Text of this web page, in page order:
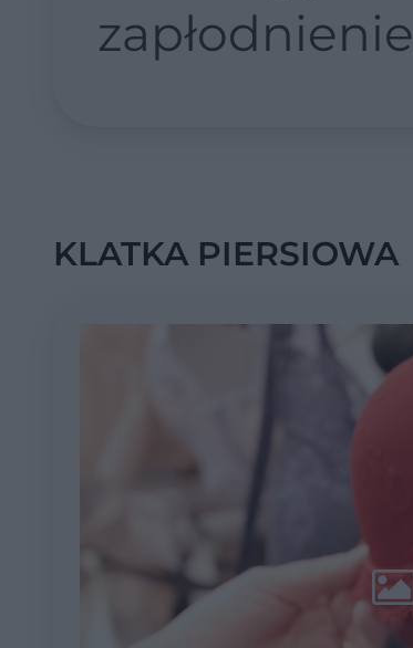
zapłodnienie
KLATKA PIERSIOWA